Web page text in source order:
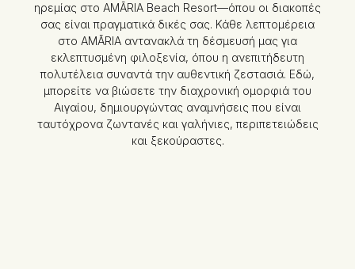
ηρεμίας στο AMĀRIA Beach Resort—όπου οι διακοπές
σας είναι πραγματικά δικές σας. Κάθε λεπτομέρεια
στο AMĀRIA αντανακλά τη δέσμευσή μας για
εκλεπτυσμένη φιλοξενία, όπου η ανεπιτήδευτη
πολυτέλεια συναντά την αυθεντική ζεστασιά. Εδώ,
μπορείτε να βιώσετε την διαχρονική ομορφιά του
Αιγαίου, δημιουργώντας αναμνήσεις που είναι
ταυτόχρονα ζωντανές και γαλήνιες, περιπετειώδεις
και ξεκούραστες.